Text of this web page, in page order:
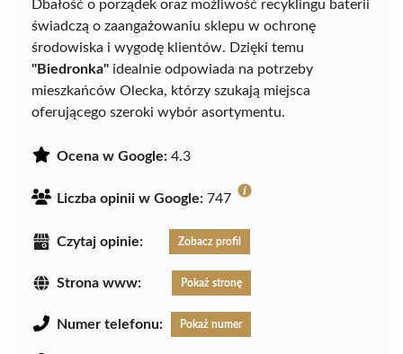
Dbałość o porządek oraz możliwość recyklingu baterii
świadczą o zaangażowaniu sklepu w ochronę
środowiska i wygodę klientów. Dzięki temu
"Biedronka" idealnie odpowiada na potrzeby
mieszkańców Olecka, którzy szukają miejsca
oferującego szeroki wybór asortymentu.
Ocena w Google: 4.3
Liczba opinii w Google: 747
Czytaj opinie: Zobacz profil
Strona www: Pokaż stronę
Numer telefonu: Pokaż numer